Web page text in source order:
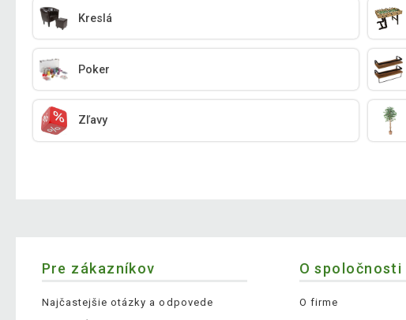
Kreslá
Poker
Zľavy
Pre zákazníkov
Najčastejšie otázky a odpovede
O spoločnosti
O firme